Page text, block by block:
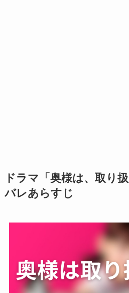
ドラマ「奥様は、取り
バレあらすじ